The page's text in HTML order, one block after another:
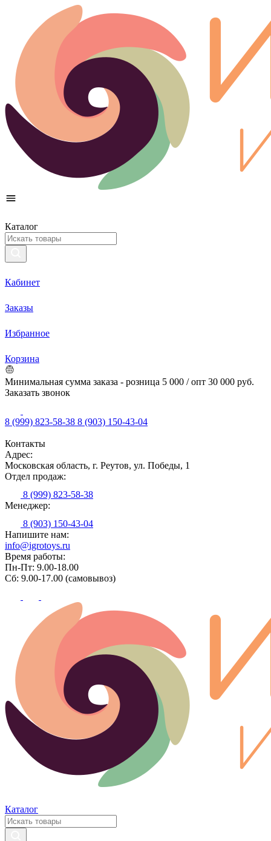
Каталог
Кабинет
Заказы
Избранное
Корзина
Минимальная сумма заказа - розница 5 000 / опт 30 000 руб.
Заказать звонок
8 (999) 823-58-38 8 (903) 150-43-04
Контакты
Адрес:
Московская область, г. Реутов, ул. Победы, 1
Отдел продаж:
8 (999) 823-58-38
Менеджер:
8 (903) 150-43-04
Напишите нам:
info@igrotoys.ru
Время работы:
Пн-Пт: 9.00-18.00
Сб: 9.00-17.00 (самовывоз)
Каталог